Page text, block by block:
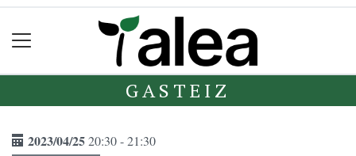
GASTEIZ
2023/04/2520:30 - 21:30